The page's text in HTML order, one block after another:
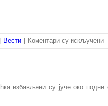
Вести Коментари су искљученина
избављени су јуче око